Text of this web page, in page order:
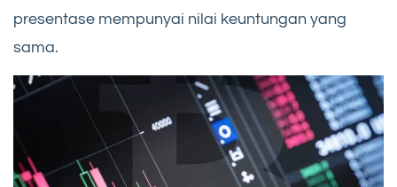
presentase mempunyai nilai keuntungan yang
sama.